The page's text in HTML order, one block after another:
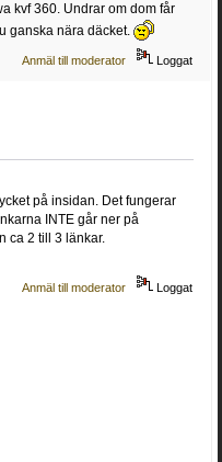
kvf 360. Undrar om dom får
ganska nära däcket.
Anmäl till moderator Loggat
på insidan. Det fungerar
INTE går ner på
ca 2 till 3 länkar.
Anmäl till moderator Loggat